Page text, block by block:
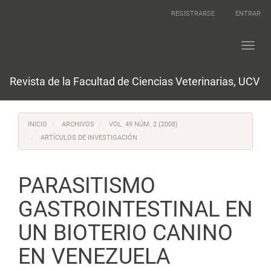
REGISTRARSE ENTRAR
Revista de la Facultad de Ciencias Veterinarias, UCV
INICIO ARCHIVOS
VOL. 49 NÚM. 2 (2008)
ARTÍCULOS DE INVESTIGACIÓN
PARASITISMO
GASTROINTESTINAL EN
UN BIOTERIO CANINO
EN VENEZUELA